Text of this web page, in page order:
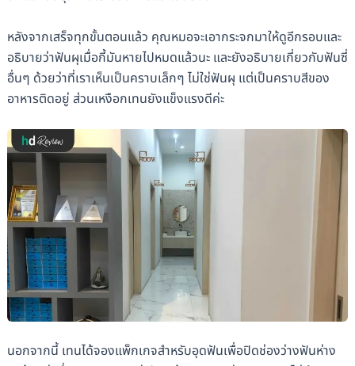
หลังจากเสร็จทุกขั้นตอนแล้ว คุณหมอจะเอากระจกมาให้ดูอีกรอบและ
อธิบายว่าฟันผุเมื่อกี้มันหายไปหมดแล้วนะ และยังอธิบายเกี่ยวกับฟันซี่
อื่นๆ ด้วยว่าที่เราเห็นเป็นคราบเล็กๆ ไม่ใช่ฟันผุ แต่เป็นคราบสีของ
อาหารติดอยู่ ส่วนเหงือกเทนยังแข็งแรงดีค่ะ
นอกจากนี้ เทนได้จองแพ็กเกจสำหรับอุดฟันเพื่อปิดช่องว่างฟันห่าง